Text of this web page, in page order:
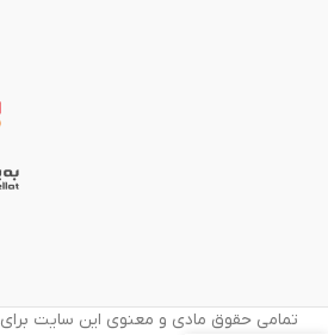
تمامی حقوق مادی و معنوی این سایت برای